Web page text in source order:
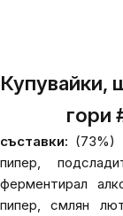
Купувайки,
гори
съставки: (73%)
пипер,
ферментирал
пипер, смлян